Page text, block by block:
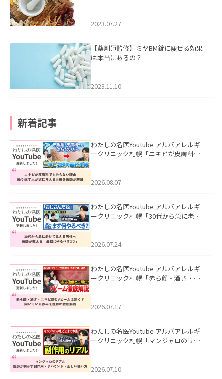
2023.07.27
【薬剤師監修】ミヤBM錠に痩せる効果
は本当にあるの？
2023.11.10
新着記事
わたしの名医Youtube アルバアレルギ
ークリニック札幌「ニキビが皮膚科で
ました。
2026.08.07
わたしの名医Youtube アルバアレルギ
ークリニック札幌「30代から急に老け
た。
2026.07.24
わたしの名医Youtube アルバアレルギ
ークリニック札幌「赤ら顔・酒さ・ニ
した。
2026.07.17
わたしの名医Youtube アルバアレルギ
ークリニック札幌「マンジャロのリア
た。
2026.07.10